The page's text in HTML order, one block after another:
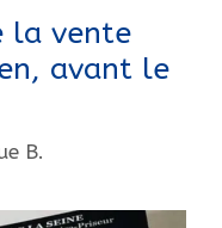
la vente
avant le
B.